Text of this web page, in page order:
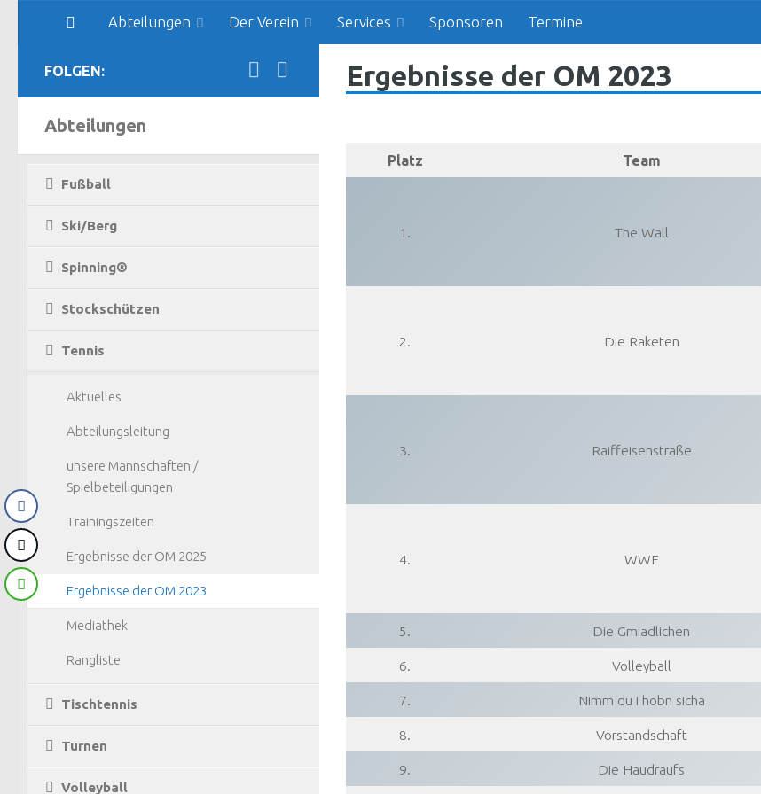
Zum Inhalt springen
Abteilungen Der Verein Services Sponsoren Termine
Ergebnisse der OM 2023
Platz Team
1. The Wall
2. Die Raketen
3. Raiffeisenstraße
4. WWF
5. Die Gmiadlichen
6. Volleyball
7. Nimm du i hobn sicha
8. Vorstandschaft
9. Die Haudraufs
FOLGEN:
Abteilungen
Fußball
Ski/Berg
Spinning®
Stockschützen
Tennis
Aktuelles
Abteilungsleitung
unsere Mannschaften /
Spielbeteiligungen
Trainingszeiten
Ergebnisse der OM 2025
Ergebnisse der OM 2023
Mediathek
Rangliste
Tischtennis
Turnen
Volleyball